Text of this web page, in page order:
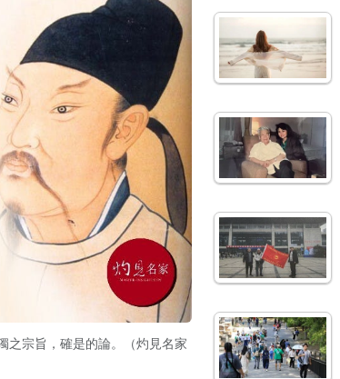
之宗旨，確是的論。（灼見名家